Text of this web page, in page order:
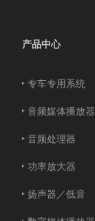
产品中心
专车专用系统
音频媒体播放器
音频处理器
功率放大器
扬声器／低音